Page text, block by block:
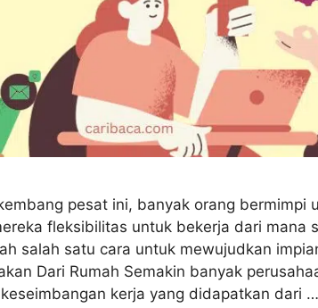
pesat ini, banyak orang bermimpi
fleksibilitas untuk bekerja dari mana
salah satu cara untuk mewujudkan
Dari Rumah Semakin banyak
kerja yang didapatkan dari …